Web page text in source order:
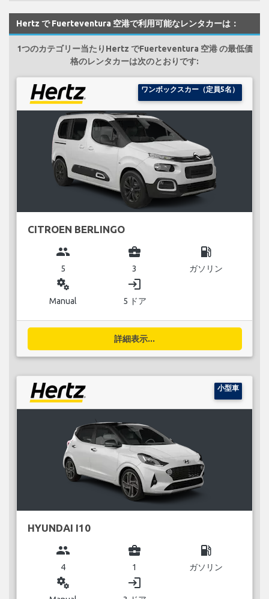
Hertz で Fuerteventura 空港で利用可能なレンタカーは：
1つのカテゴリー当たりHertz でFuerteventura 空港 の最低価
格のレンタカーは次のとおりです:
ワンボックスカー（定員5名）
CITROEN BERLINGO
group
5
business_center
3
local_gas_station
ガソリン
miscellaneous_services
Manual
login
5 ドア
詳細表示...
小型車
HYUNDAI I10
group
4
business_center
1
local_gas_station
ガソリン
miscellaneous_services login